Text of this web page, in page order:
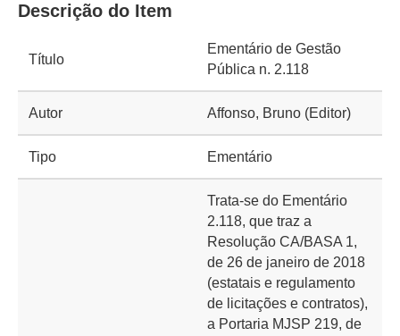
Descrição do Item
Título
Ementário de Gestão
Pública n. 2.118
Autor Affonso, Bruno (Editor)
Tipo Ementário
Trata-se do Ementário
2.118, que traz a
Resolução CA/BASA 1,
de 26 de janeiro de 2018
(estatais e regulamento
de licitações e contratos),
a Portaria MJSP 219, de